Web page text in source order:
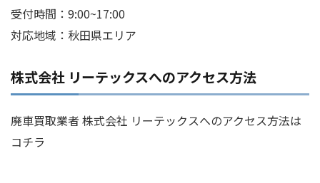
受付時間：9:00~17:00
対応地域：秋田県エリア
株式会社 リーテックスへのアクセス方法
廃車買取業者 株式会社 リーテックスへのアクセス方法は
コチラ